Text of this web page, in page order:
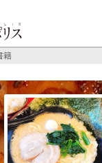
籍